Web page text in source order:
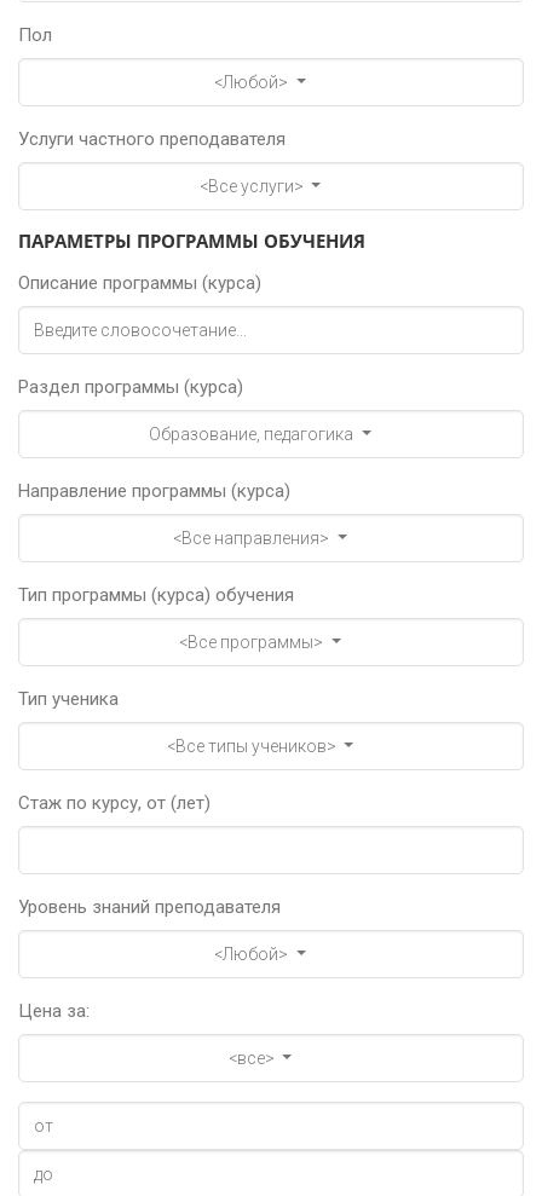
Пол
<Любой>
Услуги частного преподавателя
<Все услуги>
ПАРАМЕТРЫ ПРОГРАММЫ ОБУЧЕНИЯ
Описание программы (курса)
Раздел программы (курса)
Образование, педагогика
Направление программы (курса)
<Все направления>
Тип программы (курса) обучения
<Все программы>
Тип ученика
<Все типы учеников>
Стаж по курсу, от (лет)
Уровень знаний преподавателя
<Любой>
Цена за:
<все>